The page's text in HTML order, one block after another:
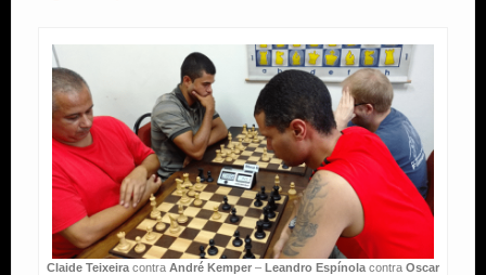
Claide Teixeiracontra André Kemper– Leandro Espínolacontra Oscar